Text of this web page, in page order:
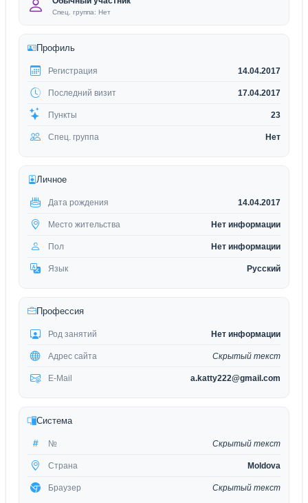
Спец. группа: Нет
Профиль
Регистрация 14.04.2017
Последний визит 17.04.2017
Пункты 23
Спец. группа Нет
Личное
Дата рождения 14.04.2017
Место жительства Нет информации
Пол Нет информации
Язык Русский
Профессия
Род занятий Нет информации
Адрес сайта Скрытый текст
E-Mail a.katty222@gmail.com
Система
№ Скрытый текст
Страна Moldova
Браузер Скрытый текст